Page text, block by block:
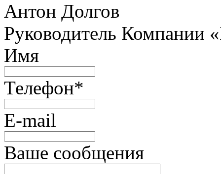
Антон Долгов
Руководитель Компании
Имя
Телефон*
E-mail
Ваше сообщения